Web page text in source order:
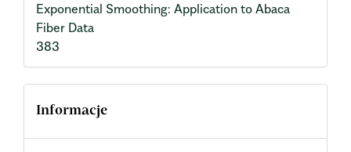
Exponential Smoothing: Application to Abaca
Fiber Data
383
Informacje